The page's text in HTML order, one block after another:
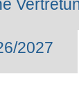
2027